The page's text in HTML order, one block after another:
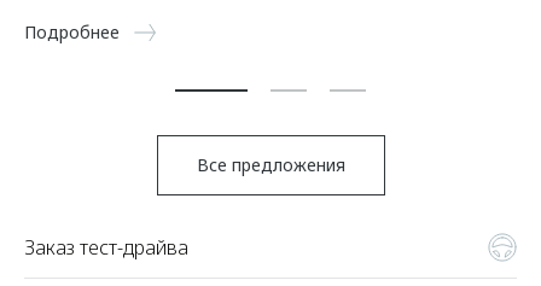
Подробнее
Все предложения
Заказ тест-драйва